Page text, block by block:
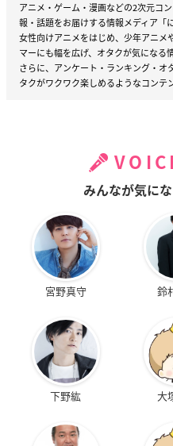
アニメ・ゲーム・漫画などの2次元コ
報・話題をお届けする情報メディア「
女性向けアニメをはじめ、少年アニメ
マーにも幅を広げ、オタクが気になる
さらに、アンケート・ランキング・オ
タクがワクワク楽しめるようなコンテ
みんなが気に
宮野真守 鈴
下野紘 大